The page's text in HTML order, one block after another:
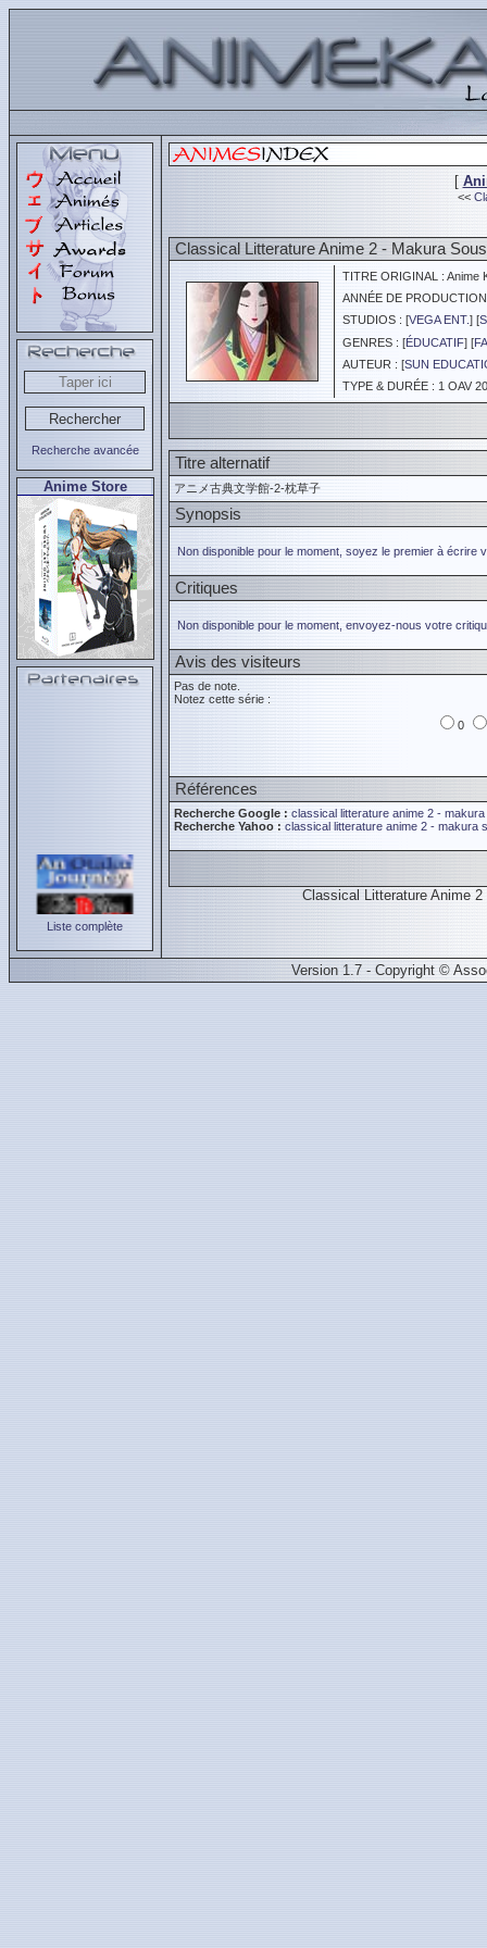
Recherche avancée
Anime Store
Liste complète
[
<<
Classical Litterature Anime 2 - Makura
TITRE ORIGINAL : Anime
ANNÉE DE
STUDIOS : [VEGA ENT.] [
GENRES : [ÉDUCATIF] [
AUTEUR : [SUN
TYPE & DURÉE : 1 OAV
Titre alternatif
アニメ古典文学館-2-枕草子
Synopsis
Non disponible pour le moment, soyez le premier à écrire
Critiques
Non disponible pour le moment, envoyez-nous votre
Avis des visiteurs
Pas de note.
Notez cette série :
0
Références
Recherche Google : classical litterature anime 2 -
Recherche Yahoo : classical litterature anime 2 - makura
Classical Litterature Anime
Version 1.7 - Copyright ©